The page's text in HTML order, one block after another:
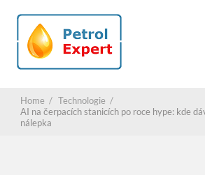
Home / Technologie /
AI na čerpacích stanicích po roce hype: kde
nálepka